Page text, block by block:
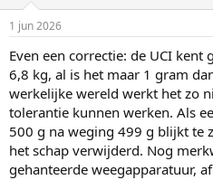
1 jun 2026
Even een correctie: de UCI
6,8 kg, al is het maar 1 gram
werkelijke wereld werkt het zo
tolerantie kunnen werken. Als
500 g na weging 499 g blijkt te
het schap verwijderd. Nog
gehanteerde weegapparatuur,